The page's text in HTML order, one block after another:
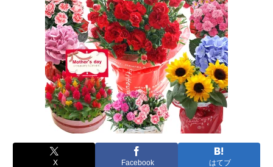
X Facebook はてブ